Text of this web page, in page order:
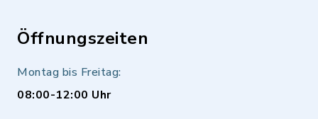
Öffnungszeiten
Montag bis Freitag:
08:00-12:00 Uhr